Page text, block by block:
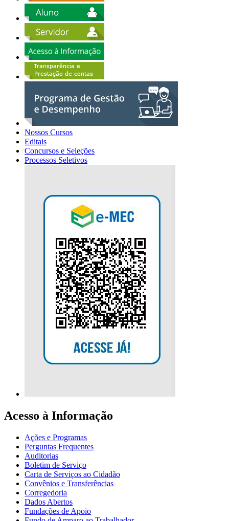
Nossos Cursos
Editais
Concursos e Seleções
Processos Seletivos
Acesso à Informação
Ações e Programas
Perguntas Frequentes
Auditorias
Boletim de Serviço
Carta de Serviços ao Cidadão
Convênios e Transferências
Corregedoria
Dados Abertos
Fundações de Apoio